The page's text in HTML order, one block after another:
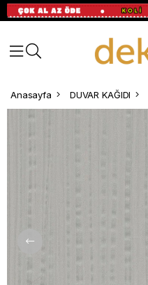
Anasayfa DUVAR KAĞIDI